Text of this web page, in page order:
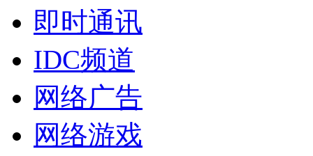
即时通讯
IDC频道
网络广告
网络游戏